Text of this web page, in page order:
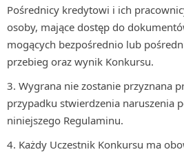
Pośrednicy kredytowi i ich
osoby, mające dostęp do
mogących bezpośrednio lub
przebieg oraz wynik Konkursu.
Wygrana nie zostanie przyznana
przypadku stwierdzenia naruszenia
niniejszego Regulaminu.
Każdy Uczestnik Konkursu ma